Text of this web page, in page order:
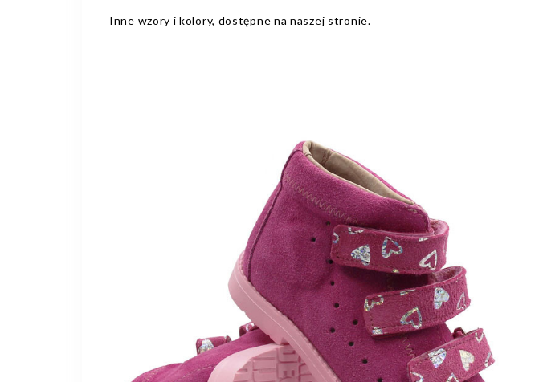
Inne wzory i kolory, dostępne na naszej stronie.